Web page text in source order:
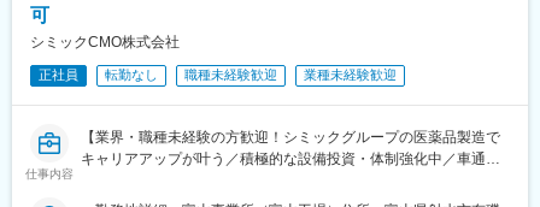
※経験・スキルによって担っていただく主軸の業務、また経験者の
とつです。微生物由来の低分子医薬品タクロリムス原薬とその製
剤製品群、動物細胞由来の抗体医薬品の原薬製造の主力工場であ
可
シミックCMO株式会社
正社員 転勤なし 職種未経験歓迎 業種未経験歓迎
仕事内容
【業界・職種未経験の方歓迎！シミックグループの医薬品製造で
キャリアアップが叶う／積極的な設備投資・体制強化中／車通勤